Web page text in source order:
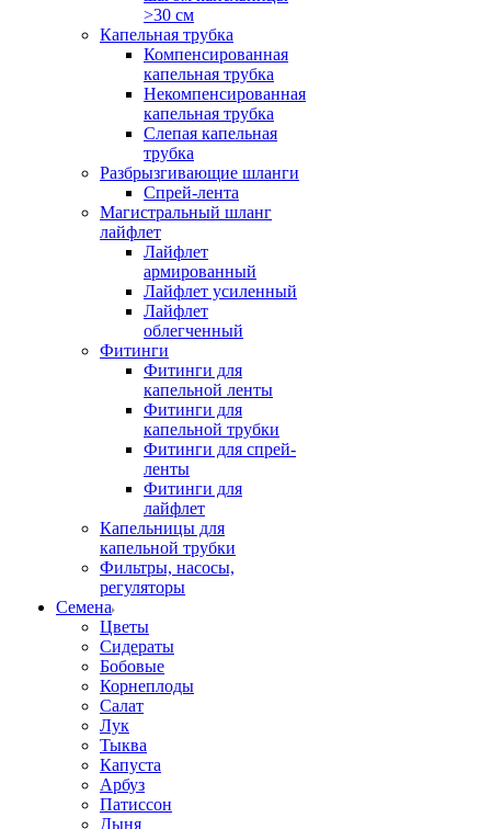
>30 см
Капельная трубка
Компенсированная
капельная трубка
Некомпенсированная
капельная трубка
Слепая капельная
трубка
Разбрызгивающие шланги
Спрей-лента
Магистральный шланг
лайфлет
Лайфлет
армированный
Лайфлет усиленный
Лайфлет
облегченный
Фитинги
Фитинги для
капельной ленты
Фитинги для
капельной трубки
Фитинги для спрей-
ленты
Фитинги для
лайфлет
Капельницы для
капельной трубки
Фильтры, насосы,
регуляторы
Семена
Цветы
Сидераты
Бобовые
Корнеплоды
Салат
Лук
Тыква
Капуста
Арбуз
Патиссон
Дыня